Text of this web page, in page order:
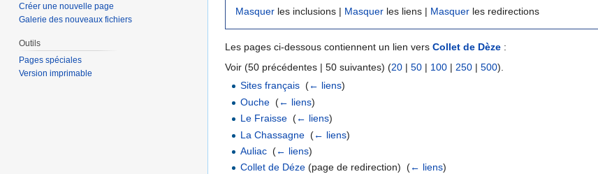
Masquer les inclusions | Masquer les liens | Masquer les redirections
Les pages ci-dessous contiennent un lien vers Collet de Dèze :
Voir (50 précédentes | 50 suivantes) (20 | 50 | 100 | 250 | 500).
Sites français ‎(← liens)
Ouche ‎(← liens)
Le Fraisse ‎(← liens)
La Chassagne ‎(← liens)
Auliac ‎(← liens)
Collet de Déze (page de redirection) ‎(← liens)
Créer une nouvelle page
Galerie des nouveaux fichiers
Outils
Pages spéciales
Version imprimable